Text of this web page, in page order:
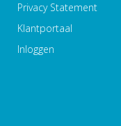
Privacy Statement
Klantportaal
Inloggen